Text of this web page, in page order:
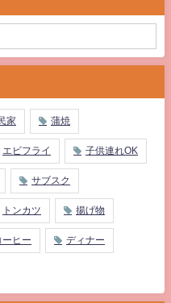
家 蒲焼
エビフライ 子供連れOK
サブスク
トンカツ 揚げ物
ーヒー ディナー